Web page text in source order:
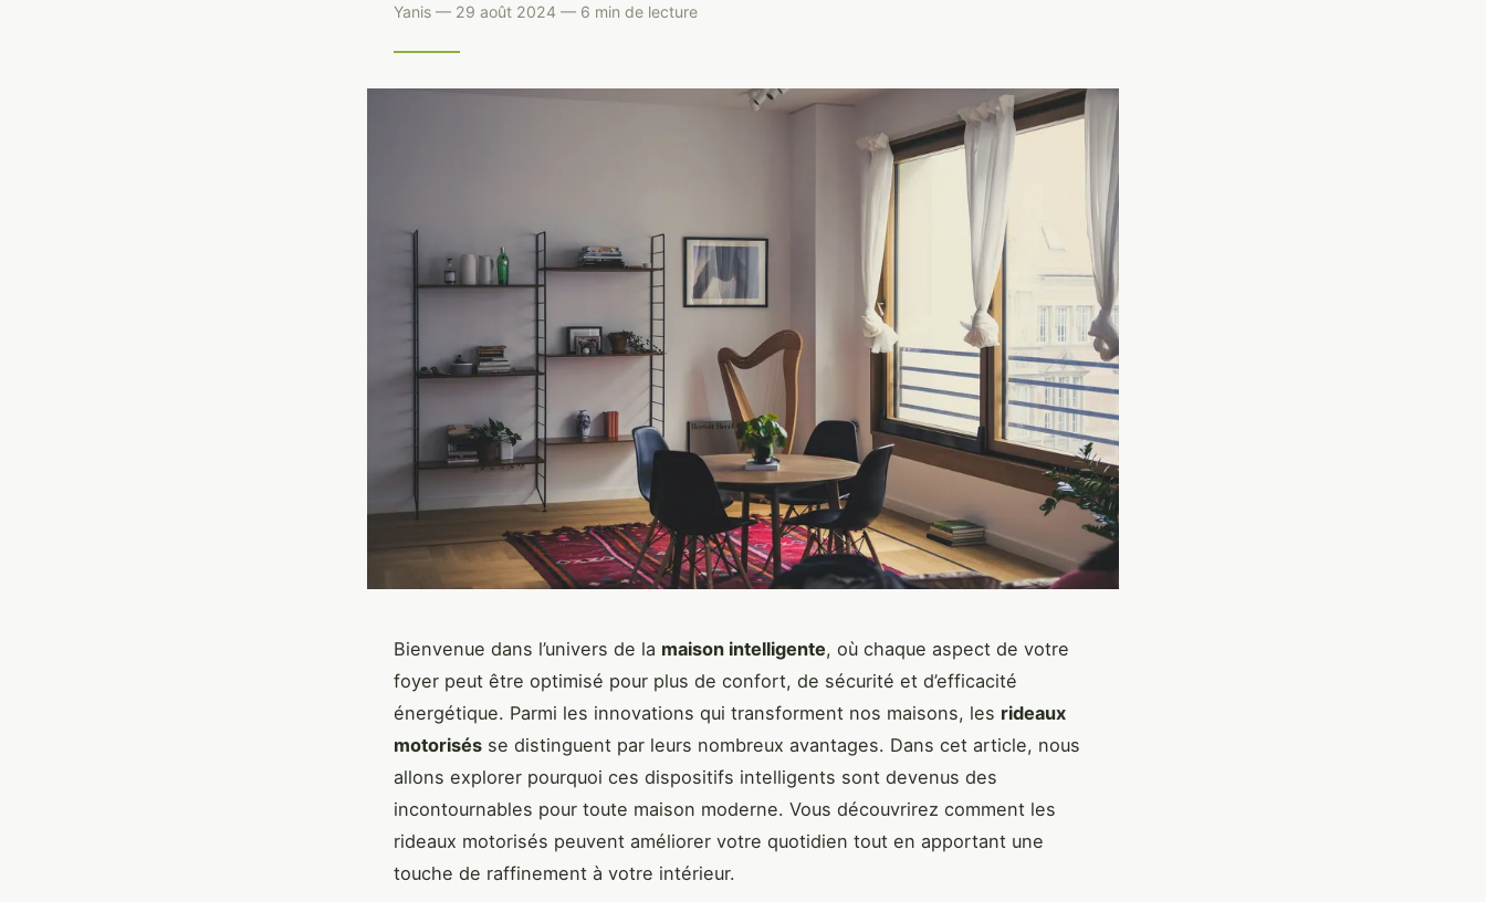
Yanis — 29 août 2024 — 6 min de lecture
Bienvenue dans l’univers de la maison intelligente, où chaque aspect de votre
foyer peut être optimisé pour plus de confort, de sécurité et d’efficacité
énergétique. Parmi les innovations qui transforment nos maisons, les rideaux
motorisés se distinguent par leurs nombreux avantages. Dans cet article, nous
allons explorer pourquoi ces dispositifs intelligents sont devenus des
incontournables pour toute maison moderne. Vous découvrirez comment les
rideaux motorisés peuvent améliorer votre quotidien tout en apportant une
touche de raffinement à votre intérieur.